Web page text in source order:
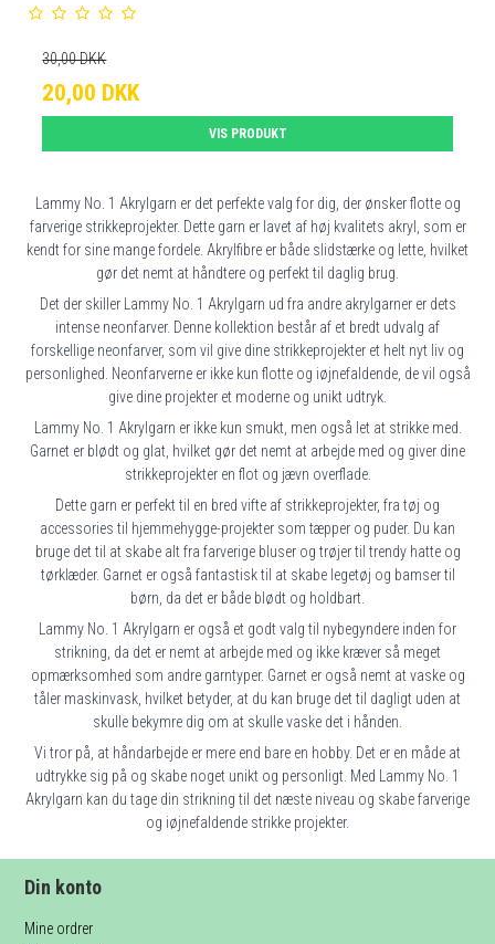
30,00 DKK
20,00 DKK
VIS PRODUKT
Lammy No. 1 Akrylgarn er det perfekte valg for dig, der ønsker flotte og
farverige strikkeprojekter. Dette garn er lavet af høj kvalitets akryl, som er
kendt for sine mange fordele. Akrylfibre er både slidstærke og lette, hvilket
gør det nemt at håndtere og perfekt til daglig brug.
Det der skiller Lammy No. 1 Akrylgarn ud fra andre akrylgarner er dets
intense neonfarver. Denne kollektion består af et bredt udvalg af
forskellige neonfarver, som vil give dine strikkeprojekter et helt nyt liv og
personlighed. Neonfarverne er ikke kun flotte og iøjnefaldende, de vil også
give dine projekter et moderne og unikt udtryk.
Lammy No. 1 Akrylgarn er ikke kun smukt, men også let at strikke med.
Garnet er blødt og glat, hvilket gør det nemt at arbejde med og giver dine
strikkeprojekter en flot og jævn overflade.
Dette garn er perfekt til en bred vifte af strikkeprojekter, fra tøj og
accessories til hjemmehygge-projekter som tæpper og puder. Du kan
bruge det til at skabe alt fra farverige bluser og trøjer til trendy hatte og
tørklæder. Garnet er også fantastisk til at skabe legetøj og bamser til
børn, da det er både blødt og holdbart.
Lammy No. 1 Akrylgarn er også et godt valg til nybegyndere inden for
strikning, da det er nemt at arbejde med og ikke kræver så meget
opmærksomhed som andre garntyper. Garnet er også nemt at vaske og
tåler maskinvask, hvilket betyder, at du kan bruge det til dagligt uden at
skulle bekymre dig om at skulle vaske det i hånden.
Vi tror på, at håndarbejde er mere end bare en hobby. Det er en måde at
udtrykke sig på og skabe noget unikt og personligt. Med Lammy No. 1
Akrylgarn kan du tage din strikning til det næste niveau og skabe farverige
og iøjnefaldende strikke projekter.
Din konto
Mine ordrer